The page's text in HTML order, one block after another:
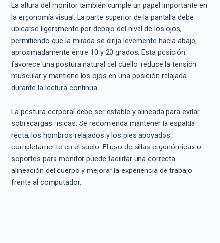
La altura del monitor también cumple un papel importante en
la ergonomía visual. La parte superior de la pantalla debe
ubicarse ligeramente por debajo del nivel de los ojos,
permitiendo que la mirada se dirija levemente hacia abajo,
aproximadamente entre 10 y 20 grados. Esta posición
favorece una postura natural del cuello, reduce la tensión
muscular y mantiene los ojos en una posición relajada
durante la lectura continua.
La postura corporal debe ser estable y alineada para evitar
sobrecargas físicas. Se recomienda mantener la espalda
recta, los hombros relajados y los pies apoyados
completamente en el suelo. El uso de sillas ergonómicas o
soportes para monitor puede facilitar una correcta
alineación del cuerpo y mejorar la experiencia de trabajo
frente al computador.